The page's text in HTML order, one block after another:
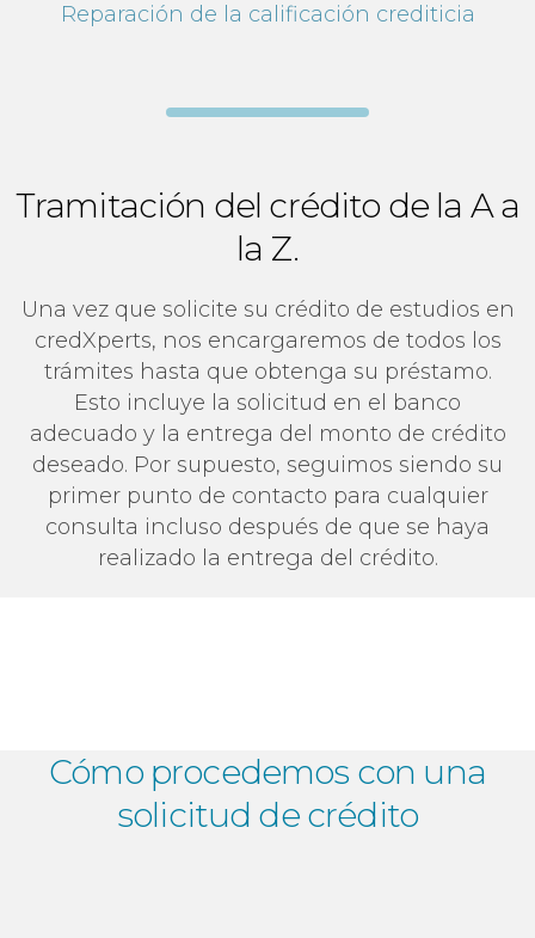
Reparación de la calificación crediticia
Tramitación del crédito de la A a
la Z.
Una vez que solicite su crédito de estudios en
credXperts, nos encargaremos de todos los
trámites hasta que obtenga su préstamo.
Esto incluye la solicitud en el banco
adecuado y la entrega del monto de crédito
deseado. Por supuesto, seguimos siendo su
primer punto de contacto para cualquier
consulta incluso después de que se haya
realizado la entrega del crédito.
Cómo procedemos con una
solicitud de crédito